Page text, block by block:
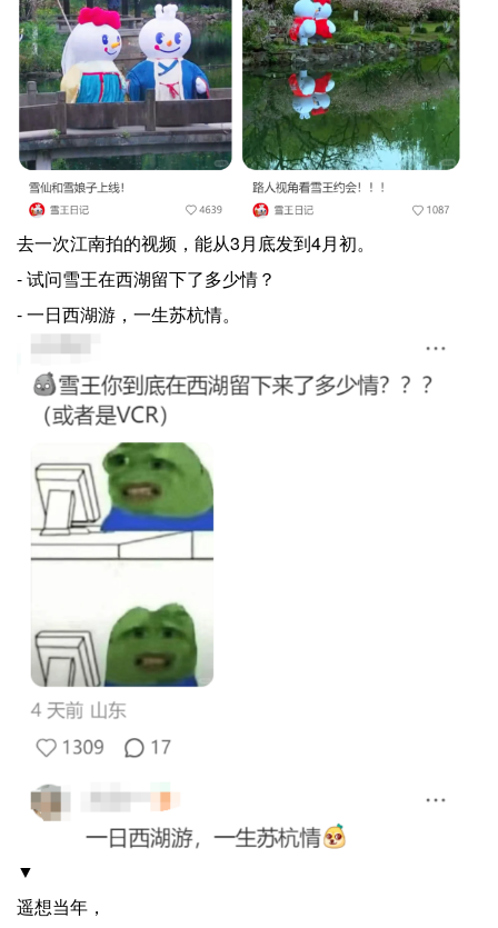
去一次江南拍的视频，能从3月底发到4月初。
- 试问雪王在西湖留下了多少情？
- 一日西湖游，一生苏杭情。
▼
遥想当年，